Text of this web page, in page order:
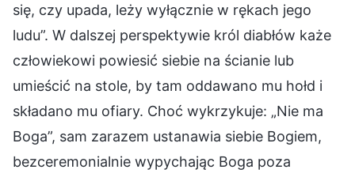
się, czy upada, leży wyłącznie w rękach jego
ludu”. W dalszej perspektywie król diabłów każe
człowiekowi powiesić siebie na ścianie lub
umieścić na stole, by tam oddawano mu hołd i
składano mu ofiary. Choć wykrzykuje: „Nie ma
Boga”, sam zarazem ustanawia siebie Bogiem,
bezceremonialnie wypychając Boga poza